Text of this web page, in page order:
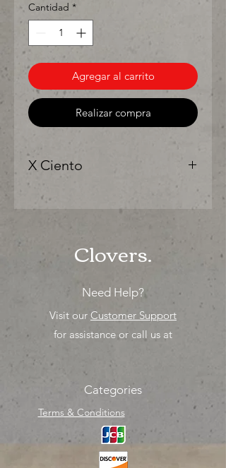
Cantidad *
Agregar al carrito
Realizar compra
X Ciento
"Ya sea para comprar o para surtir,
solo los mejores precios para tu
Clovers.
Need Help?
Visit our Customer Support
for assistance or call us at
Categories
Terms & Conditions